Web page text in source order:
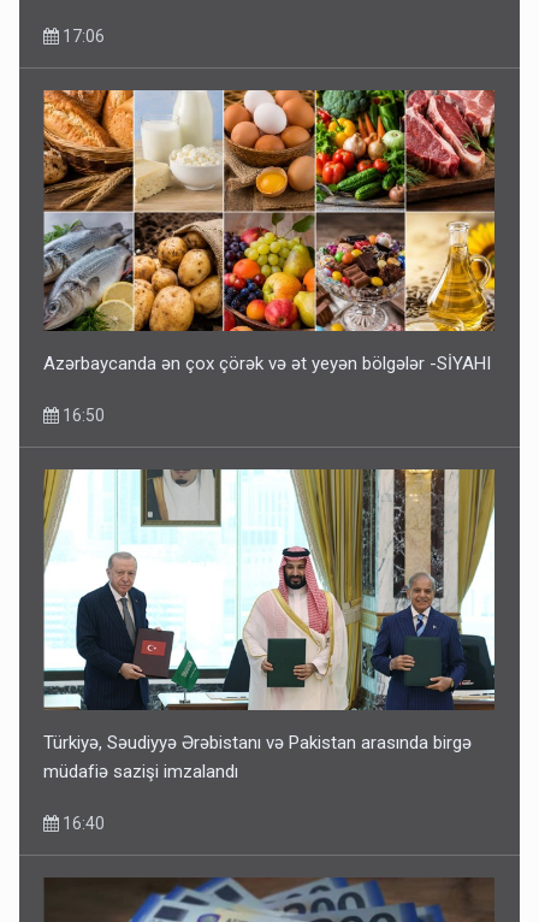
17:06
Azərbaycanda ən çox çörək və ət yeyən bölgələr -SİYAHI
16:50
Türkiyə, Səudiyyə Ərəbistanı və Pakistan arasında birgə
müdafiə sazişi imzalandı
16:40